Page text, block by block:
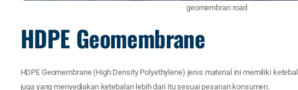
geomembran road
HDPE Geomembrane
HDPE Geomembrane (High Density Polyethylene) jenis material ini memiliki
juga yang menyediakan ketebalan lebih dari itu sesuai pesanan konsumen.